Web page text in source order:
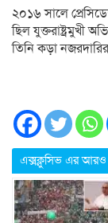
২০১৬ সালে
ছিল যুক্তরাষ্ট্রমুখী
তিনি কড়া
এক্সক্লুসিভ এর